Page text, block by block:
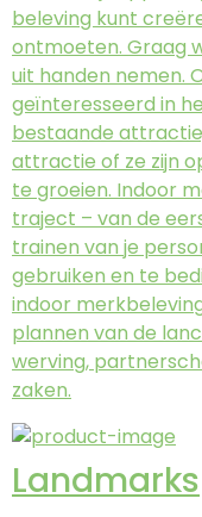
beleving kunt
ontmoeten. Graag
uit handen nemen.
geïnteresseerd in
bestaande
attractie of ze zijn
te groeien. Indoor
traject – van de
trainen van je
gebruiken en te
indoor
plannen van de
werving,
zaken.
Landmarks